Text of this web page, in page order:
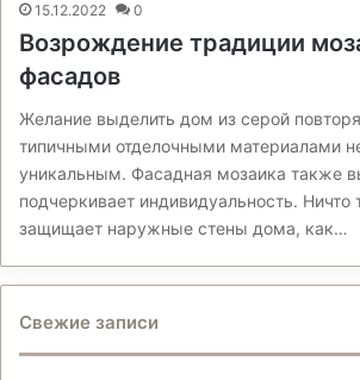
15.12.2022 0
Возрождение традиции
фасадов
Желание выделить дом из серой
типичными отделочными материалами
уникальным. Фасадная мозаика также
подчеркивает индивидуальность. Ничто
защищает наружные стены дома, как…
Свежие записи